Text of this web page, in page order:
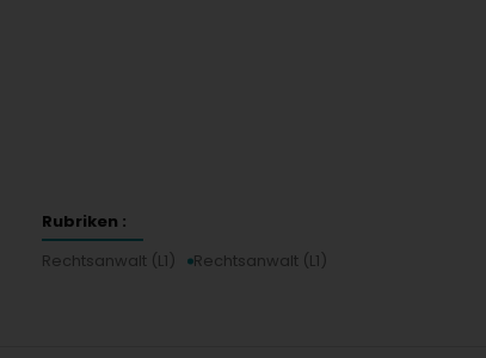
Rubriken :
Rechtsanwalt (L1)
Rechtsanwalt (L1)